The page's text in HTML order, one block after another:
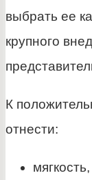
выбрать ее
крупного
К
отнести: